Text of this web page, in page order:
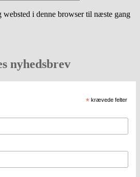
i denne browser til næste gang
nyhedsbrev
* krævede felter